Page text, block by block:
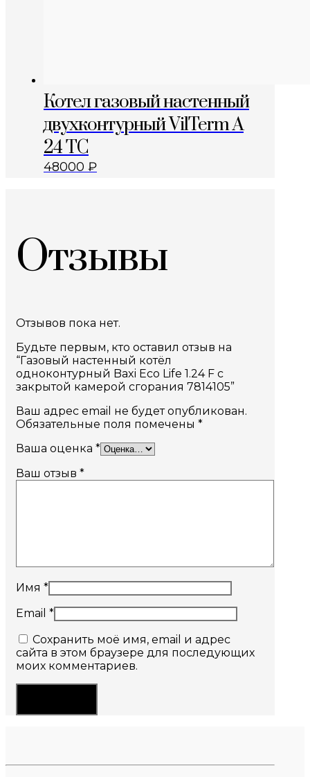
Котел газовый настенный
двухконтурный VilTerm A
24 TC
48000 ₽
Отзывы
Отзывов пока нет.
Будьте первым, кто оставил отзыв на
“Газовый настенный котёл
одноконтурный Baxi Eco Life 1.24 F с
закрытой камерой сгорания 7814105”
Ваш адрес email не будет опубликован.
Обязательные поля помечены *
Ваша оценка *
Ваш отзыв *
Имя *
Email *
Сохранить моё имя, email и адрес
сайта в этом браузере для последующих
моих комментариев.